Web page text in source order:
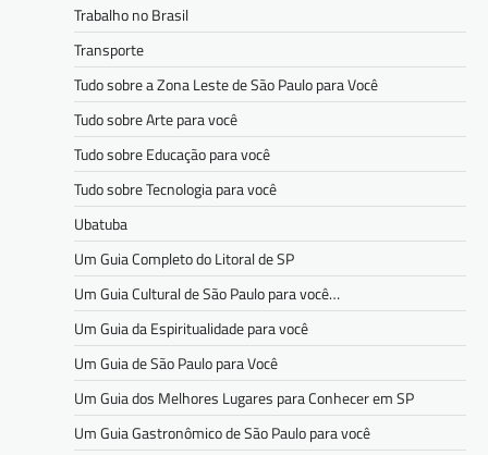
Trabalho no Brasil
Transporte
Tudo sobre a Zona Leste de São Paulo para Você
Tudo sobre Arte para você
Tudo sobre Educação para você
Tudo sobre Tecnologia para você
Ubatuba
Um Guia Completo do Litoral de SP
Um Guia Cultural de São Paulo para você…
Um Guia da Espiritualidade para você
Um Guia de São Paulo para Você
Um Guia dos Melhores Lugares para Conhecer em SP
Um Guia Gastronômico de São Paulo para você